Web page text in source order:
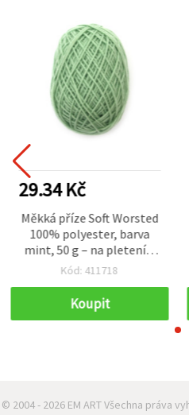
29.34 Kč
Měkká příze Soft Worsted
100% polyester, barva
mint, 50 g – na pletení a
různé kreativní handmade
Kód: 411718
Koupit
© 2004 - 2026 EM ART Všechna práva